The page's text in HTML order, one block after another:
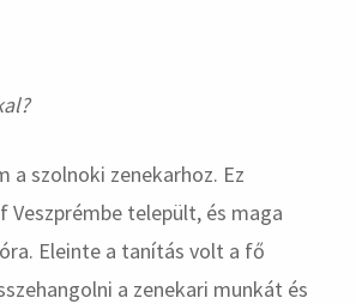
szolnoki zenekarhoz. Ez
települt, és maga
Eleinte a tanítás volt a fő
a zenekari munkát és